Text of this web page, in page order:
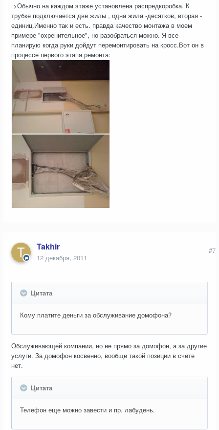
>Обычно на каждом этаже установлена распредкоробка. К
трубке подключается две жилы , одна жила -десятков, вторая -
единиц.Именно так и есть. правда качество монтажа в моем
примере "охренительное", но разобраться можно. Я все
планирую когда руки дойдут перемонтировать на кросс.Вот он в
процессе первого этапа ремонта:
Takhir
12 декабря, 2011
#7
Цитата
Кому платите деньги за обслуживание домофона?
Обслуживающей компании, но не прямо за домофон, а за другие
услуги. За домофон косвенно, вообще такой позиции в счете
нет.
Цитата
Телефон еще можно завести и пр. лабудень.